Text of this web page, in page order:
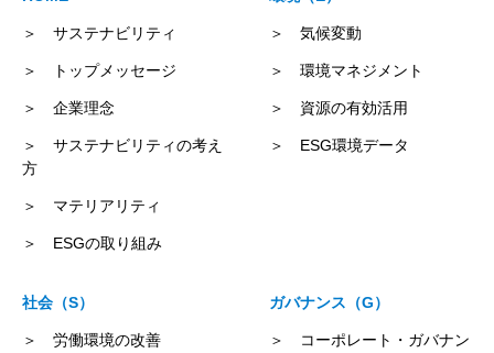
＞ サステナビリティ
＞ トップメッセージ
＞ 企業理念
＞ サステナビリティの考え
方
＞ マテリアリティ
＞ ESGの取り組み
＞ 気候変動
＞ 環境マネジメント
＞ 資源の有効活用
＞ ESG環境データ
社会（S）
＞ 労働環境の改善
ガバナンス（G）
＞ コーポレート・ガバナン